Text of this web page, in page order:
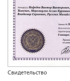
Свидетельство